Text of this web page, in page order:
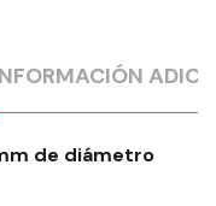
de diámetro